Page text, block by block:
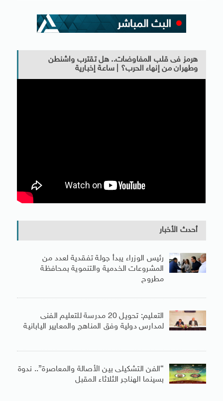
هرمز فى قلب المفاوضات.. هل تقترب واشنطن
وطهران من إنهاء الحرب؟ | ساعة إخبارية
أحدث الأخبار
رئيس الوزراء يبدأ جولة تفقدية لعدد من
المشروعات الخدمية والتنموية بمحافظة
مطروح
التعليم: تحويل 20 مدرسة للتعليم الفنى
لمدارس دولية وفق المناهج والمعايير اليابانية
“الفن التشكيلى بين الأصالة والمعاصرة”.. ندوة
بسينما الهناجر الثلاثاء المقبل